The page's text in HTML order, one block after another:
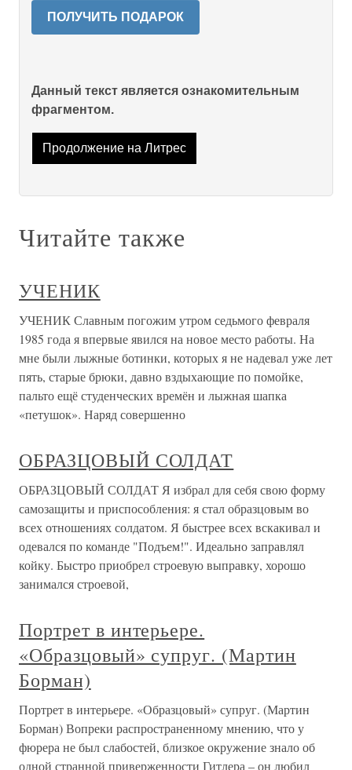
ПОЛУЧИТЬ ПОДАРОК
Данный текст является ознакомительным
фрагментом.
Продолжение на Литрес
Читайте также
УЧЕНИК
УЧЕНИК Славным погожим утром седьмого февраля
1985 года я впервые явился на новое место работы. На
мне были лыжные ботинки, которых я не надевал уже лет
пять, старые брюки, давно вздыхающие по помойке,
пальто ещё студенческих времён и лыжная шапка
«петушок». Наряд совершенно
ОБРАЗЦОВЫЙ СОЛДАТ
ОБРАЗЦОВЫЙ СОЛДАТ Я избрал для себя свою форму
самозащиты и приспособления: я стал образцовым во
всех отношениях солдатом. Я быстрее всех вскакивал и
одевался по команде "Подъем!". Идеально заправлял
койку. Быстро приобрел строевую выправку, хорошо
занимался строевой,
Портрет в интерьере.
«Образцовый» супруг. (Мартин
Борман)
Портрет в интерьере. «Образцовый» супруг. (Мартин
Борман) Вопреки распространенному мнению, что у
фюрера не был слабостей, близкое окружение знало об
одной странной приверженности Гитлера – он любил